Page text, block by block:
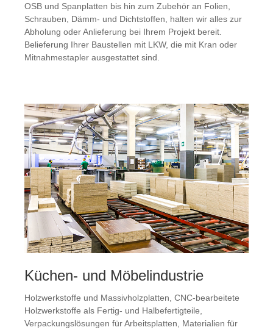
OSB und Spanplatten bis hin zum Zubehör an Folien,
Schrauben, Dämm- und Dichtstoffen, halten wir alles zur
Abholung oder Anlieferung bei Ihrem Projekt bereit.
Belieferung Ihrer Baustellen mit LKW, die mit Kran oder
Mitnahmestapler ausgestattet sind.
Küchen- und Möbelindustrie
Holzwerkstoffe und Massivholzplatten, CNC-bearbeitete
Holzwerkstoffe als Fertig- und Halbefertigteile,
Verpackungslösungen für Arbeitsplatten, Materialien für